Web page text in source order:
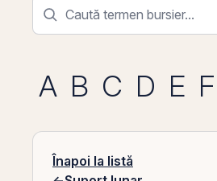
A B C D E F
Înapoi la listă